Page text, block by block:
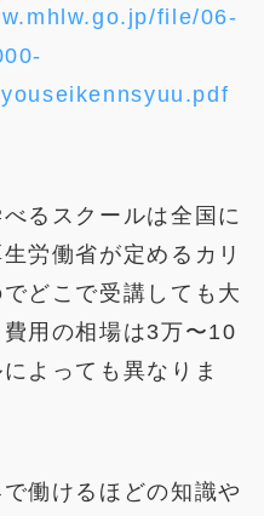
file/06-
るスクールは全国に
労働省が定めるカリ
どこで受講しても大
用の相場は3万〜10
よっても異なりま
働けるほどの知識や